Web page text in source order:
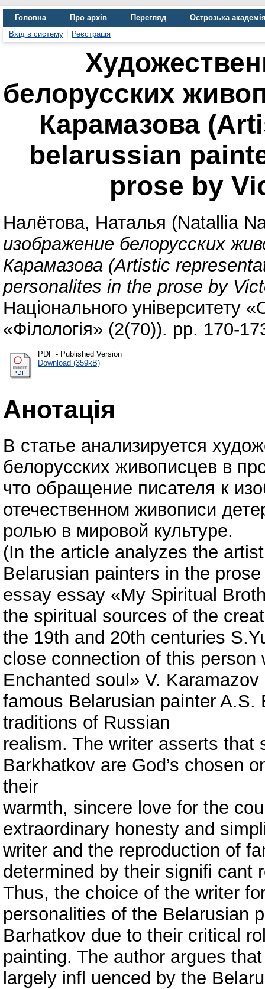
Головна Про архів Перегляд
Острозька
Вхід в систему
Реєстрація
белорусских
Карамазова
belarussian
prose by
Налётова, Наталья (Natallia
изображение белорусских
Карамазова (Artistic
personalites in the prose by
Національного університету
«Філологія» (2(70)). pp. 170-
PDF - Published Version
Download (359kB)
Анотація
В статье анализируется
белорусских живописцев в
что обращение писателя к
отечественном живописи
ролью в мировой культуре.
(In the article analyzes the
Belarusian painters in the
essay essay «My Spiritual
the spiritual sources of the
the 19th and 20th centuries
close connection of this
Enchanted soul» V.
famous Belarusian painter
traditions of Russian
realism. The writer asserts that
Barkhatkov are God’s chosen
their
warmth, sincere love for the
extraordinary honesty and
writer and the reproduction of
determined by their signifi cant
Thus, the choice of the writer
personalities of the Belarusian
Barhatkov due to their critical
painting. The author argues
largely infl uenced by the